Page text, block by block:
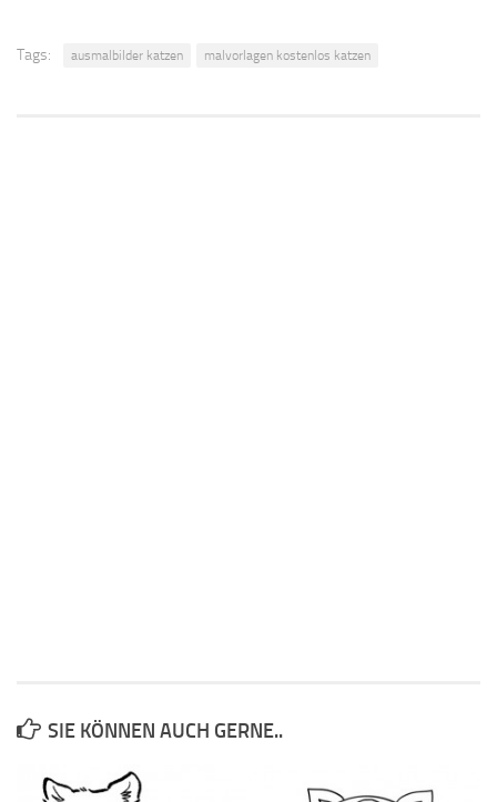
Tags: ausmalbilder katzen malvorlagen kostenlos katzen
SIE KÖNNEN AUCH GERNE..